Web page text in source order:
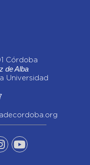
Córdoba
de Alba
Universidad